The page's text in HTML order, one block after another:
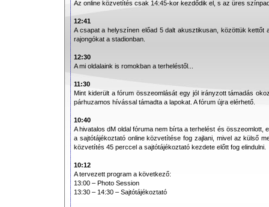
Az online közvetítés csak 14:45-kor kezdődik el, s az üres
12:41
A csapat a helyszínen előad 5 dalt akusztikusan, közöttük kettőt
rajongókat a stadionban.
12:30
A mi oldalaink is romokban a terheléstől...
11:30
Mint kiderült a fórum összeomlását egy jól irányzott támadás
párhuzamos hívással támadta a lapokat. A fórum újra elérhető.
10:40
A hivatalos dM oldal fóruma nem bírta a terhelést és összeomlott,
a sajtótájékoztató online közvetítése fog zajlani, mivel az külső
közvetítés 45 perccel a sajtótájékoztató kezdete előtt fog elindulni.
10:12
A tervezett program a következő:
13:00 – Photo Session
13:30 – 14:30 – Sajtótájékoztató